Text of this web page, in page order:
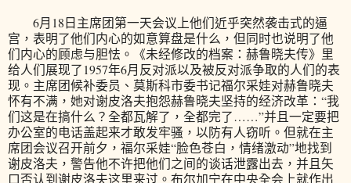
6月18日主席团第一天会议上他们近乎突然袭击式的逼
宫，表明了他们内心的如意算盘是什么，但同时也说明了他
们内心的顾虑与胆怯。《未经修改的档案：赫鲁晓夫传》里
给人们展现了1957年6月反对派以及被反对派争取的人们的表
现。主席团候补委员、莫斯科市委书记福尔采娃对赫鲁晓夫
怀有不满，她对谢皮洛夫抱怨赫鲁晓夫坚持的经济改革：“我
们这是在搞什么？全都瓦解了，全都完了……”并且一定要把
办公室的电话盖起来才敢发牢骚，以防有人窃听。但就在主
席团会议召开前夕，福尔采娃“脸色苍白，情绪激动”地找到
谢皮洛夫，警告他不许把他们之间的谈话泄露出去，并且矢
口否认到谢皮洛夫这里来过。布尔加宁在中央全会上就作出